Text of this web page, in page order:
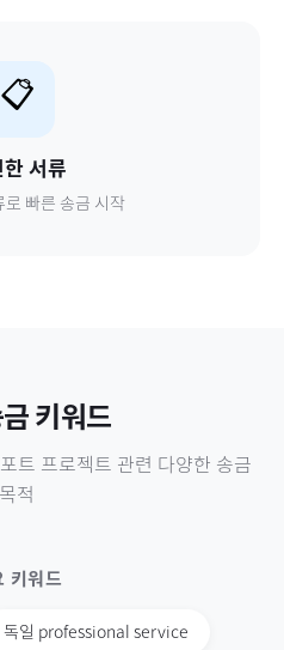
📋
서류
로 빠른 송금 시작
키워드
트 프로젝트 관련 다양한 송금
목적
키워드
독일 professional service